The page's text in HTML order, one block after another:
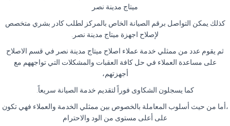
ميتاج مدينة نصر
كذلك يمكن التواصل برقم الصيانة الخاص بالمركز لطلب كادر بشري متخصص
لإصلاح اجهزة ميتاج مدينة نصر.
ثم يقوم عدد من ممثلي خدمة عملاء اصلاح ميتاج مدينة نصر في قسم الاصلاح
على مساعدة العملاء في حل كافة العقبات والمشكلات التي تواجههم مع
أجهزتهم،
كما يسجلون الشكاوى فوراً لتقديم خدمة الصيانة سريعاً.
،أما من حيث أسلوب المعاملة بالخصوص بين ممثلي الخدمة والعملاء فهي تكون
على أعلى مستوى من الود والاحترام